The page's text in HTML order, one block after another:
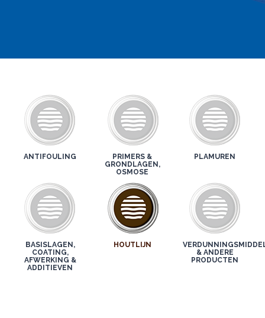
ANTIFOULING
PRIMERS &
GRONDLAGEN,
OSMOSE
PLAMUREN
BASISLAGEN,
COATING,
AFWERKING &
ADDITIEVEN
HOUTLIJN
& ANDERE
PRODUCTEN